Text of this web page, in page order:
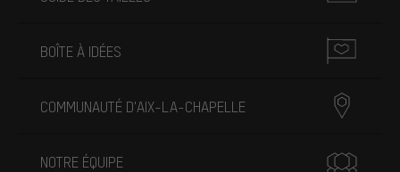
BOÎTE À IDÉES
COMMUNAUTÉ D'AIX-LA-CHAPELLE
NOTRE ÉQUIPE